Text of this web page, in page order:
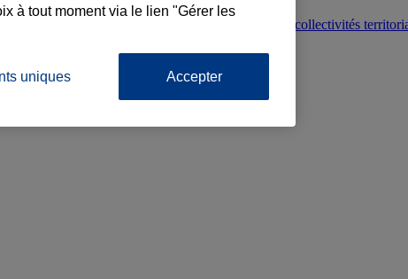
Protection juridique collectivités
à tout moment via le lien "Gérer les
uniques Accepter